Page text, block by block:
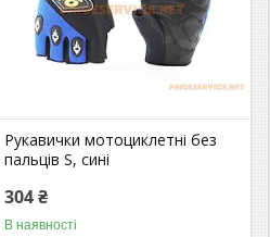
Рукавички мотоциклетні без
пальців S, сині
304 ₴
В наявності